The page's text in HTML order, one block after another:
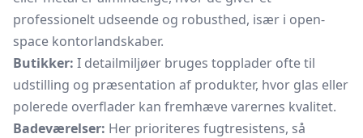
professionelt udseende og robusthed, især i open-
space kontorlandskaber.
Butikker: I detailmiljøer bruges topplader ofte til
udstilling og præsentation af produkter, hvor glas eller
polerede overflader kan fremhæve varernes kvalitet.
Badeværelser: Her prioriteres fugtresistens, så